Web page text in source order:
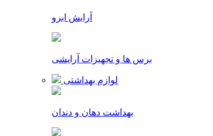
آرایش ابرو
برس ها و تجهیزات آرایشی
لوازم بهداشتی
بهداشت دهان و دندان